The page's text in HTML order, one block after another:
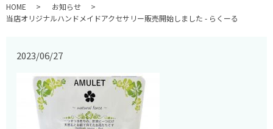
HOME
お知らせ
当店オリジナルハンドメイドアクセサリー販売開始しました - らくーる
2023/06/27